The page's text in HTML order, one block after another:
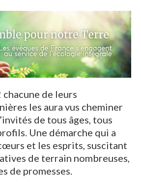
de leurs
les aura vus cheminer
de tous âges, tous
Une démarche qui a
et les esprits, suscitant
de terrain nombreuses,
de promesses.